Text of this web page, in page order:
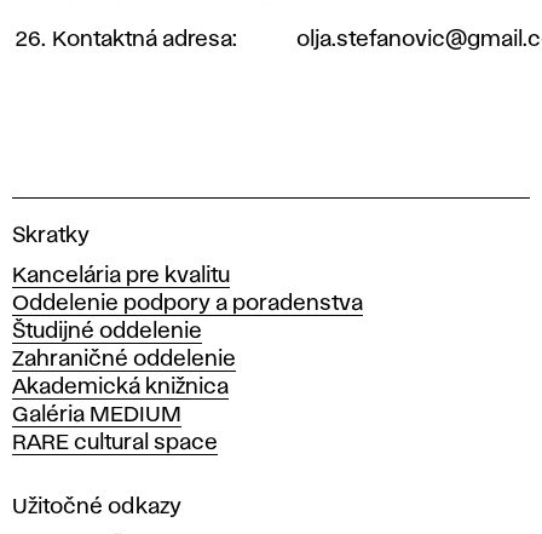
26. Kontaktná adresa:
V
s
o
k
á
š
k
o
a
Skratky
Kancelária pre kvalitu
Oddelenie podpory a poradenstva
Študijné oddelenie
Zahraničné oddelenie
Akademická knižnica
Galéria MEDIUM
RARE cultural space
Užitočné odkazy